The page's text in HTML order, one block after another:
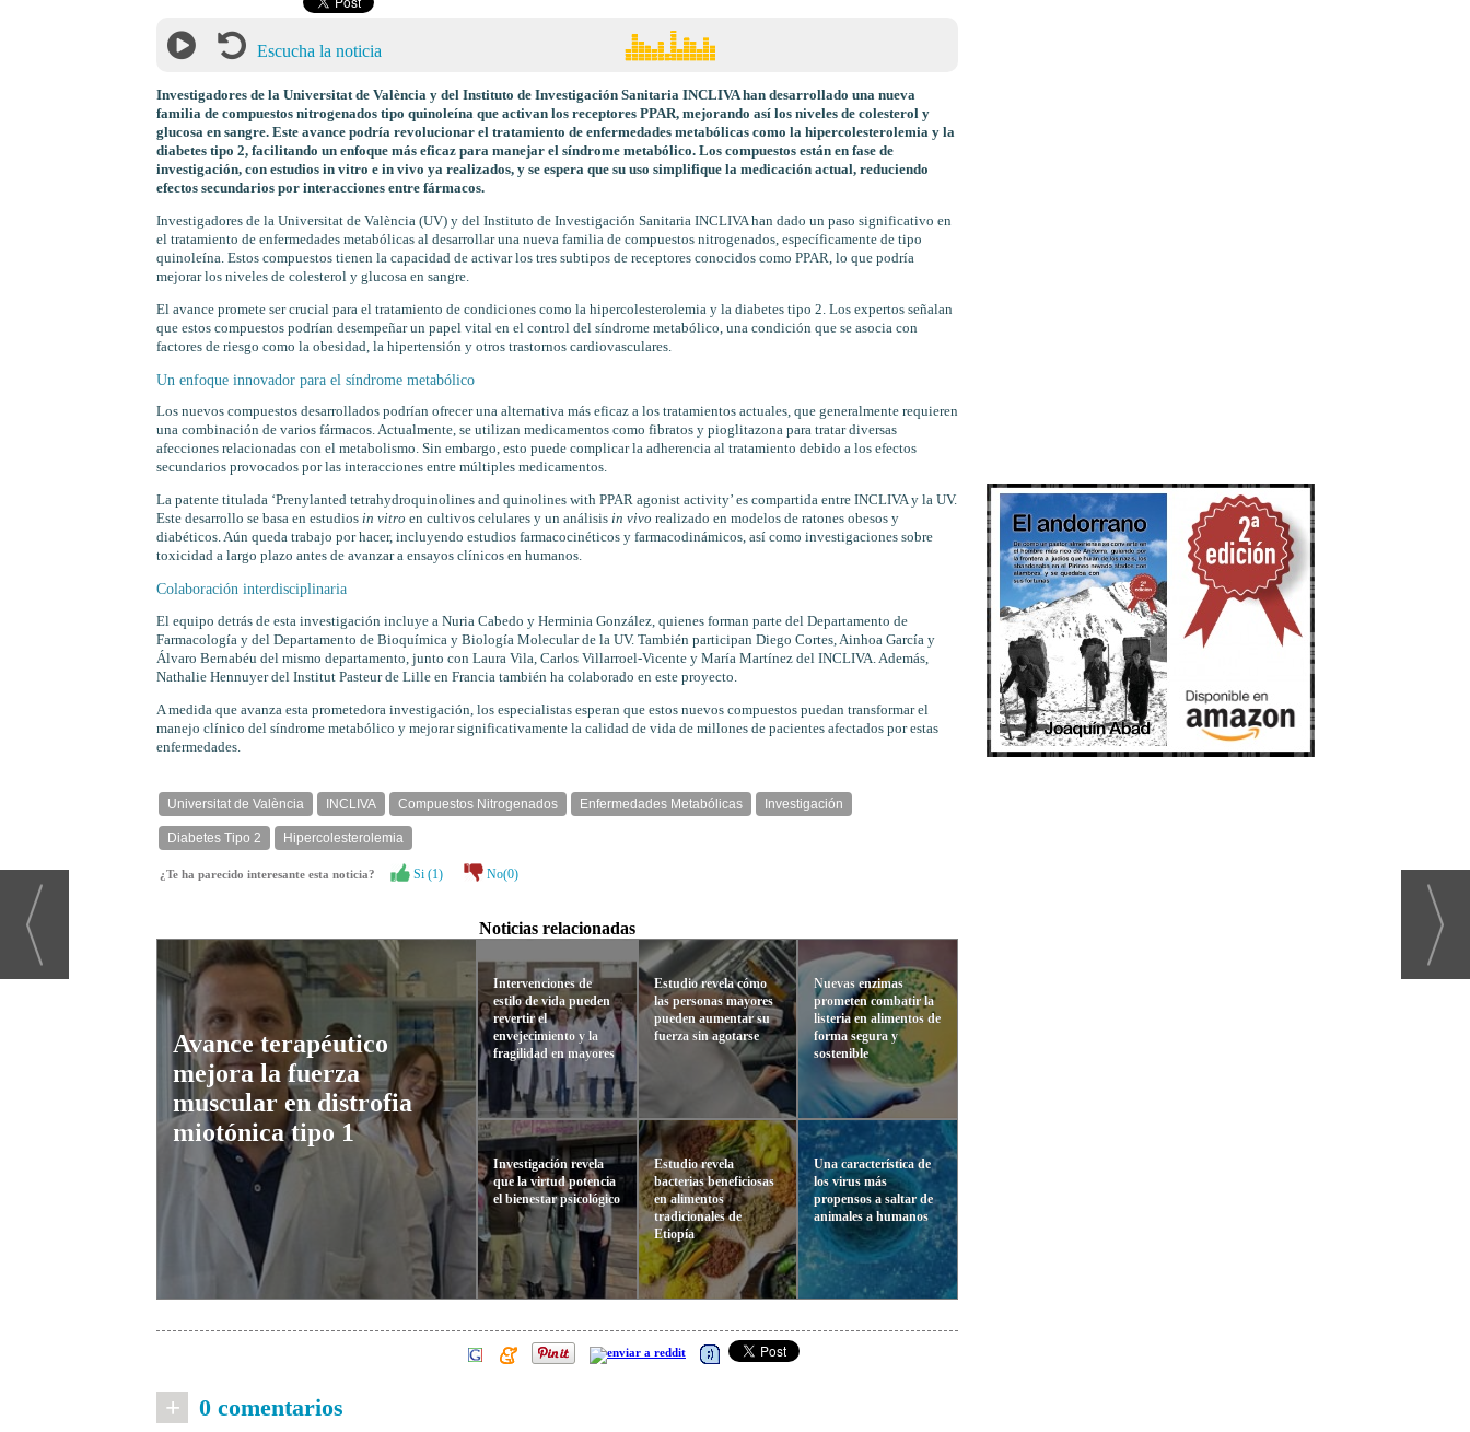
Escucha la noticia
Investigadores de la Universitat de València y del Instituto de Investigación Sanitaria INCLIVA han desarrollado una nueva
familia de compuestos nitrogenados tipo quinoleína que activan los receptores PPAR, mejorando así los niveles de colesterol y
glucosa en sangre. Este avance podría revolucionar el tratamiento de enfermedades metabólicas como la hipercolesterolemia y la
diabetes tipo 2, facilitando un enfoque más eficaz para manejar el síndrome metabólico. Los compuestos están en fase de
investigación, con estudios in vitro e in vivo ya realizados, y se espera que su uso simplifique la medicación actual, reduciendo
efectos secundarios por interacciones entre fármacos.
Investigadores de la Universitat de València (UV) y del Instituto de Investigación Sanitaria INCLIVA han dado un paso significativo en
el tratamiento de enfermedades metabólicas al desarrollar una nueva familia de compuestos nitrogenados, específicamente de tipo
quinoleína. Estos compuestos tienen la capacidad de activar los tres subtipos de receptores conocidos como PPAR, lo que podría
mejorar los niveles de colesterol y glucosa en sangre.
El avance promete ser crucial para el tratamiento de condiciones como la hipercolesterolemia y la diabetes tipo 2. Los expertos señalan
que estos compuestos podrían desempeñar un papel vital en el control del síndrome metabólico, una condición que se asocia con
factores de riesgo como la obesidad, la hipertensión y otros trastornos cardiovasculares.
Un enfoque innovador para el síndrome metabólico
Los nuevos compuestos desarrollados podrían ofrecer una alternativa más eficaz a los tratamientos actuales, que generalmente requieren
una combinación de varios fármacos. Actualmente, se utilizan medicamentos como fibratos y pioglitazona para tratar diversas
afecciones relacionadas con el metabolismo. Sin embargo, esto puede complicar la adherencia al tratamiento debido a los efectos
secundarios provocados por las interacciones entre múltiples medicamentos.
La patente titulada ‘Prenylanted tetrahydroquinolines and quinolines with PPAR agonist activity’ es compartida entre INCLIVA y la UV.
Este desarrollo se basa en estudios in vitro en cultivos celulares y un análisis in vivo realizado en modelos de ratones obesos y
diabéticos. Aún queda trabajo por hacer, incluyendo estudios farmacocinéticos y farmacodinámicos, así como investigaciones sobre
toxicidad a largo plazo antes de avanzar a ensayos clínicos en humanos.
Colaboración interdisciplinaria
El equipo detrás de esta investigación incluye a Nuria Cabedo y Herminia González, quienes forman parte del Departamento de
Farmacología y del Departamento de Bioquímica y Biología Molecular de la UV. También participan Diego Cortes, Ainhoa García y
Álvaro Bernabéu del mismo departamento, junto con Laura Vila, Carlos Villarroel-Vicente y María Martínez del INCLIVA. Además,
Nathalie Hennuyer del Institut Pasteur de Lille en Francia también ha colaborado en este proyecto.
A medida que avanza esta prometedora investigación, los especialistas esperan que estos nuevos compuestos puedan transformar el
manejo clínico del síndrome metabólico y mejorar significativamente la calidad de vida de millones de pacientes afectados por estas
enfermedades.
Universitat de València INCLIVA Compuestos Nitrogenados Enfermedades Metabólicas Investigación
Diabetes Tipo 2 Hipercolesterolemia
¿Te ha parecido interesante esta noticia? Si (1) No(0)
Noticias relacionadas
Avance terapéutico
mejora la fuerza
muscular en distrofia
miotónica tipo 1
Intervenciones de
estilo de vida pueden
revertir el
envejecimiento y la
fragilidad en mayores
Investigación revela
que la virtud potencia
el bienestar psicológico
Estudio revela cómo
las personas mayores
pueden aumentar su
fuerza sin agotarse
Estudio revela
bacterias beneficiosas
en alimentos
tradicionales de
Etiopía
Nuevas enzimas
prometen combatir la
listeria en alimentos de
forma segura y
sostenible
Una característica de
los virus más
propensos a saltar de
animales a humanos
+ 0 comentarios